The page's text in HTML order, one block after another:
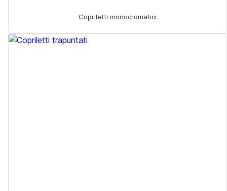
Copriletti monocromatici